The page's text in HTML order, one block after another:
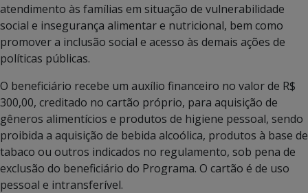
atendimento às famílias em situação de vulnerabilidade
social e insegurança alimentar e nutricional, bem como
promover a inclusão social e acesso às demais ações de
políticas públicas.
O beneficiário recebe um auxílio financeiro no valor de R$
300,00, creditado no cartão próprio, para aquisição de
gêneros alimentícios e produtos de higiene pessoal, sendo
proibida a aquisição de bebida alcoólica, produtos à base de
tabaco ou outros indicados no regulamento, sob pena de
exclusão do beneficiário do Programa. O cartão é de uso
pessoal e intransferível.